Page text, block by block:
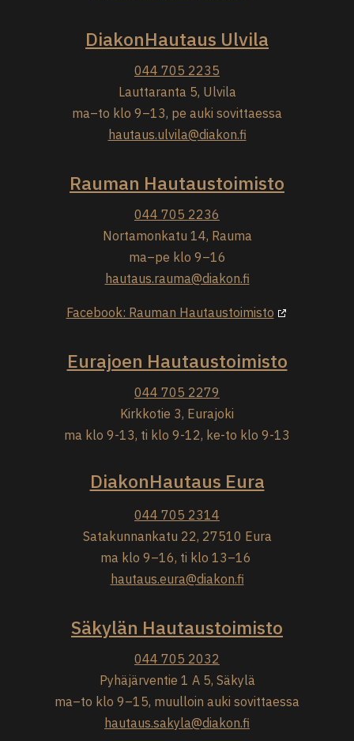
DiakonHautaus Ulvila
044 705 2235
Lauttaranta 5, Ulvila
ma–to klo 9–13, pe auki sovittaessa
hautaus.ulvila@diakon.fi
Rauman Hautaustoimisto
044 705 2236
Nortamonkatu 14, Rauma
ma–pe klo 9–16
hautaus.rauma@diakon.fi
Facebook: Rauman Hautaustoimisto
Eurajoen Hautaustoimisto
044 705 2279
Kirkkotie 3, Eurajoki
ma klo 9-13, ti klo 9-12, ke-to klo 9-13
DiakonHautaus Eura
044 705 2314
Satakunnankatu 22, 27510 Eura
ma klo 9–16, ti klo 13–16
hautaus.eura@diakon.fi
Säkylän Hautaustoimisto
044 705 2032
Pyhäjärventie 1 A 5, Säkylä
ma–to klo 9–15, muulloin auki sovittaessa
hautaus.sakyla@diakon.fi